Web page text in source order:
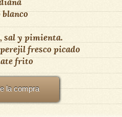
blanco
sal y pimienta.
fresco picado
frito
la compra